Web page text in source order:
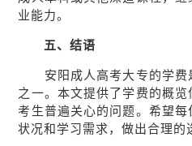
业能力。
五、结语
安阳成人高考大专的学费
之一。本文提供了学费的概
考生普遍关心的问题。希望
状况和学习需求，做出合理的